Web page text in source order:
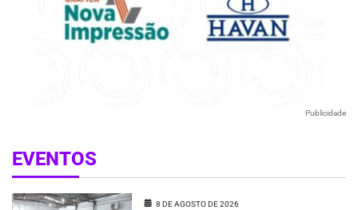
Publicidade
EVENTOS
8 DE AGOSTO DE 2026